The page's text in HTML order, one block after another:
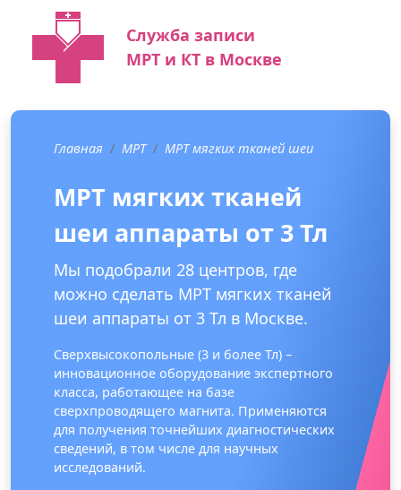
Служба записи
МРТ и КТ в Москве
Главная МРТ МРТ мягких тканей шеи
МРТ мягких тканей
шеи аппараты от 3 Тл
Мы подобрали 28 центров, где
можно сделать МРТ мягких тканей
шеи аппараты от 3 Тл в Москве.
Сверхвысокопольные (3 и более Тл) –
инновационное оборудование экспертного
класса, работающее на базе
сверхпроводящего магнита. Применяются
для получения точнейших диагностических
сведений, в том числе для научных
исследований.